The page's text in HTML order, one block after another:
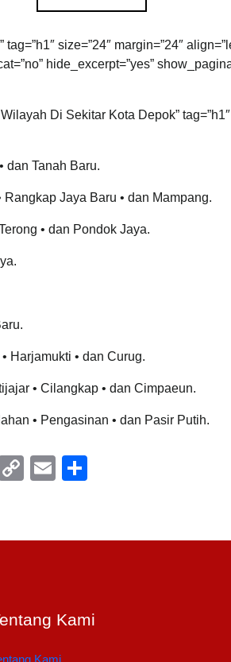
size=”24″ margin=”24″
hide_excerpt=”yes”
Di Sekitar Kota Depok” tag=”h1″
dan Tanah Baru.
Jaya Baru • dan Mampang.
• dan Pondok Jaya.
Harjamukti • dan Curug.
• Cilangkap • dan Cimpaeun.
• Pengasinan • dan Pasir Putih.
Pr C
y
k
E
e
Kami